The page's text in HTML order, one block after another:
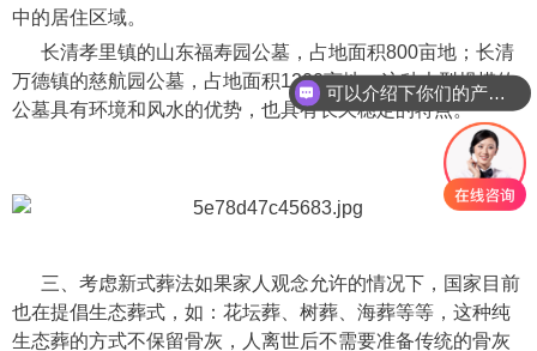
中的居住区域。
长清孝里镇的山东福寿园公墓，占地面积800亩地；长清
万德镇的慈航园公墓，占地面积1200亩地，这种大型规模的
公墓具有环境和风水的优势，也具有长久稳定的特点。
三、考虑新式葬法如果家人观念允许的情况下，国家目前
也在提倡生态葬式，如：花坛葬、树葬、海葬等等，这种纯
生态葬的方式不保留骨灰，人离世后不需要准备传统的骨灰
可以介绍下你们的产品么